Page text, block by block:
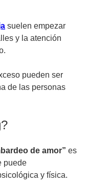
suelen empezar
y la atención
pueden ser
de las personas
de amor” es
puede
y física.